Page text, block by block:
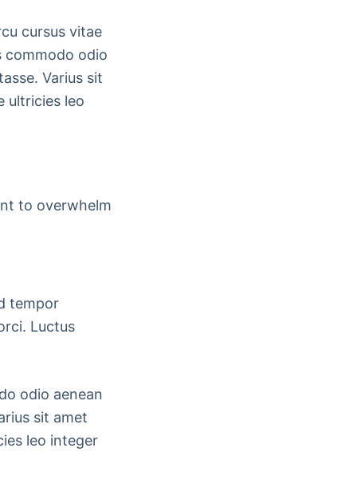
cursus vitae
commodo odio
Varius sit
ultricies leo
to overwhelm
tempor
Luctus
odio aenean
sit amet
leo integer